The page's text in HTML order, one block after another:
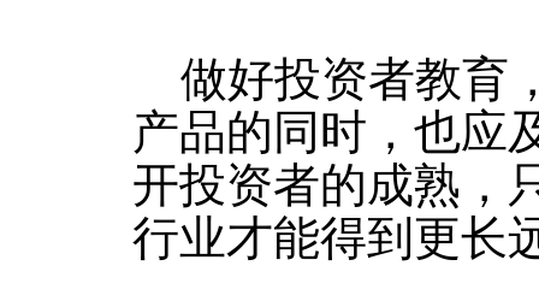
做好投资者教育
产品的同时，也应
开投资者的成熟，
行业才能得到更长